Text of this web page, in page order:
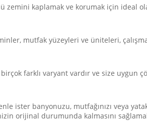
zemini kaplamak ve korumak için ideal
mutfak yüzeyleri ve üniteleri,
farklı varyant vardır ve size uygun
ister banyonuzu, mutfağınızı veya
orijinal durumunda kalmasını